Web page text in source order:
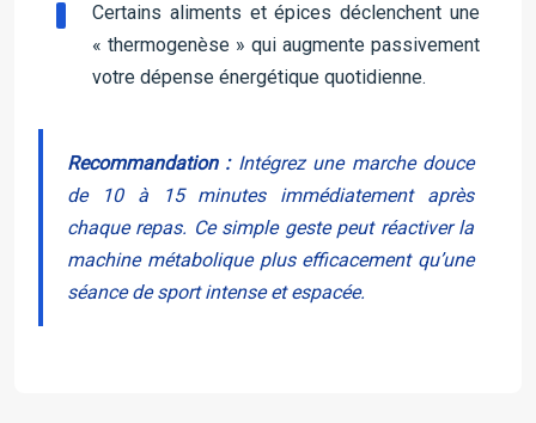
Certains aliments et épices déclenchent une
« thermogenèse » qui augmente passivement
votre dépense énergétique quotidienne.
Recommandation :Intégrez une marche douce
de 10 à 15 minutes immédiatement après
chaque repas. Ce simple geste peut réactiver la
machine métabolique plus efficacement qu’une
séance de sport intense et espacée.